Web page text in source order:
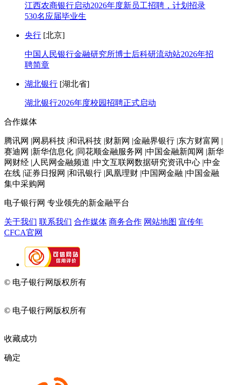
江西农商银行启动2026年度新员工招聘，计划招录
530名应届毕业生
央行 [北京]
中国人民银行金融研究所博士后科研流动站2026年招
聘简章
湖北银行 [湖北省]
湖北银行2026年度校园招聘正式启动
合作媒体
腾讯网 |网易科技 |和讯科技 |财新网 |金融界银行 |东方财富网 |
赛迪网 |新华信息化 |同花顺金融服务网 |中国金融新闻网 |新华
网财经 |人民网金融频道 |中文互联网数据研究资讯中心 |中金
在线 |证券日报网 |和讯银行 |凤凰理财 |中国网金融 |中国金融
集中采购网
电子银行网 专业领先的新金融平台
关于我们 联系我们 合作媒体 商务合作 网站地图 宣传年
CFCA官网
© 电子银行网版权所有
© 电子银行网版权所有
收藏成功
确定